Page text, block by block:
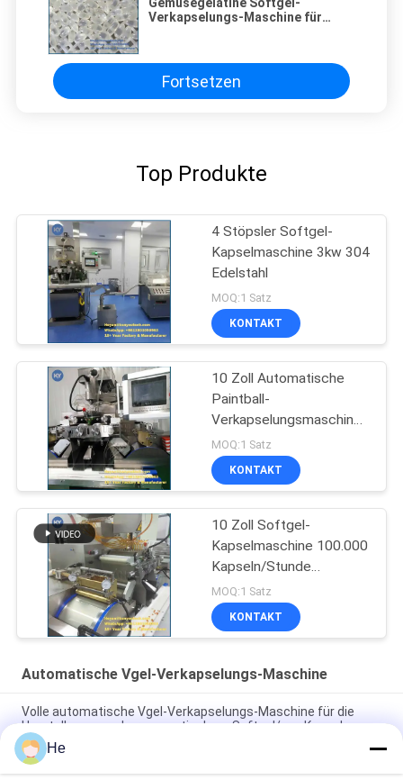
Gemüsegelatine Softgel-
Verkapselungs-Maschine für
Fortsetzen
Top Produkte
4 Stöpsler Softgel-
Kapselmaschine 3kw 304
Edelstahl
MOQ:1 Satz
KONTAKT
10 Zoll Automatische
Paintball-
Verkapselungsmaschine
30.000 Stück/Stunde
MOQ:1 Satz
KONTAKT
10 Zoll Softgel-
Kapselmaschine 100.000
Kapseln/Stunde
SS304/316
MOQ:1 Satz
KONTAKT
Automatische Vgel-Verkapselungs-Maschine
Volle automatische Vgel-Verkapselungs-Maschine für die
Herstellung von pharmazeutischem Softgel/von Kapseln
Paintball automatische Vgel-Verkapselungsmaschine
He